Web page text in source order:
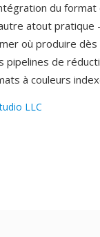
du
atout
où produire
de
à couleurs
LLC